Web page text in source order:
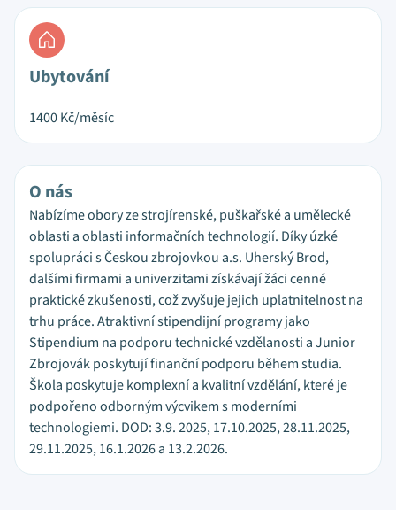
Ubytování
1400Kč/měsíc
O nás
Nabízíme obory ze strojírenské, puškařské a umělecké
oblasti a oblasti informačních technologií. Díky úzké
spolupráci s Českou zbrojovkou a.s. Uherský Brod,
dalšími firmami a univerzitami získávají žáci cenné
praktické zkušenosti, což zvyšuje jejich uplatnitelnost na
trhu práce. Atraktivní stipendijní programy jako
Stipendium na podporu technické vzdělanosti a Junior
Zbrojovák poskytují finanční podporu během studia.
Škola poskytuje komplexní a kvalitní vzdělání, které je
podpořeno odborným výcvikem s moderními
technologiemi. DOD: 3.9. 2025, 17.10.2025, 28.11.2025,
29.11.2025, 16.1.2026 a 13.2.2026.